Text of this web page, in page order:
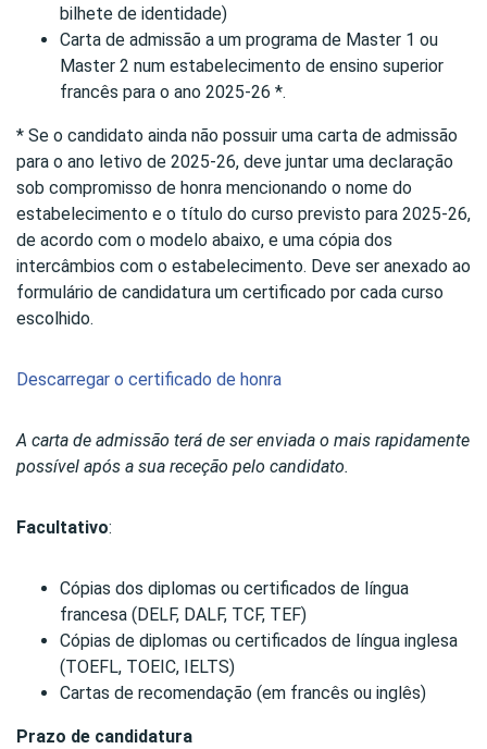
bilhete de identidade)
Carta de admissão a um programa de Master 1 ou
Master 2 num estabelecimento de ensino superior
francês para o ano 2025-26 *.
* Se o candidato ainda não possuir uma carta de admissão
para o ano letivo de 2025-26, deve juntar uma declaração
sob compromisso de honra mencionando o nome do
estabelecimento e o título do curso previsto para 2025-26,
de acordo com o modelo abaixo, e uma cópia dos
intercâmbios com o estabelecimento. Deve ser anexado ao
formulário de candidatura um certificado por cada curso
escolhido.
Descarregar o certificado de honra
A carta de admissão terá de ser enviada o mais rapidamente
possível após a sua receção pelo candidato.
Facultativo:
Cópias dos diplomas ou certificados de língua
francesa (DELF, DALF, TCF, TEF)
Cópias de diplomas ou certificados de língua inglesa
(TOEFL, TOEIC, IELTS)
Cartas de recomendação (em francês ou inglês)
Prazo de candidatura